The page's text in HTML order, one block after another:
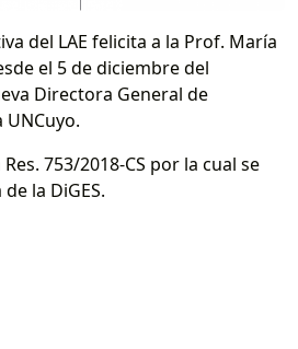
del LAE felicita a la Prof. María
el 5 de diciembre del
Directora General de
UNCuyo.
753/2018-CS por la cual se
la DiGES.